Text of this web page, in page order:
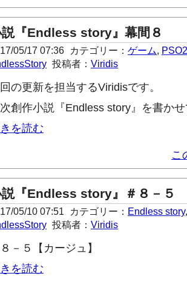
『Endless story』幕間８
05/17 07:36 カテゴリー： ゲーム, PSO2
投稿者： Viridis
の更新を担当するViridisです。
創作小説『Endless story』を書か
を読む
こ
『Endless story』＃８－５
05/10 07:51 カテゴリー： Endless story
投稿者： Viridis
－５【カージュ】
を読む